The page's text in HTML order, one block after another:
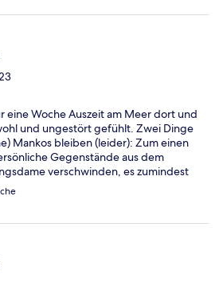
eine Woche Auszeit am Meer dort und
und ungestört gefühlt. Zwei Dinge
Mankos bleiben (leider): Zum einen
Gegenstände aus dem
verschwinden, es zumindest
und keiner stillschweigenden
meinerseits. Das zweite ist die
keine Möglichkeit die Bänke
setzt und die Nasszelle im Raum ist
zeigt bereits Schimmelbefall. Das
um dann auf die wirlkich schönen